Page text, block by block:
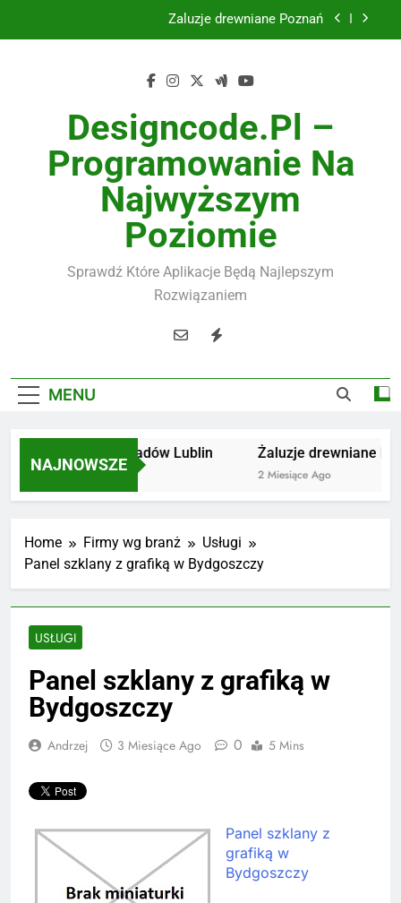
Instalacje elektryczne Gdańsk
Żaluzje drewniane Poznań
Instalacje elektryczne Gdańsk
Wysokiej jakości spławik elektryczny
Designcode.pl –
Programowanie Na
Najwyższym
Poziomie
Sprawdź Które Aplikacje Będą Najlepszym
Rozwiązaniem
MENU
NAJNOWSZE
Utylizacja odpadów Lublin
2 Miesiące Ago
Żaluzje drewniane
2 Miesiące Ago
Home Firmy wg branż
Usługi
Panel szklany z grafiką w Bydgoszczy
USŁUGI
Panel szklany z grafiką w
Bydgoszczy
Andrzej 3 Miesiące Ago 0 5 Mins
Panel szklany z
grafiką w
Bydgoszczy